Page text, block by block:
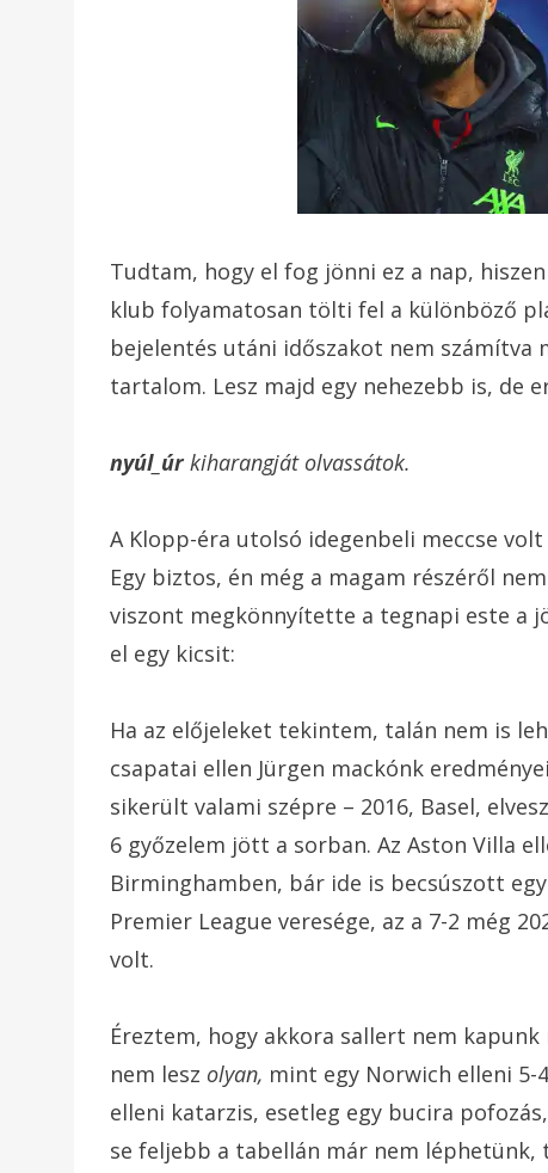
Tudtam, hogy el fog jönni ez a nap,
klub folyamatosan tölti fel a különböző
bejelentés utáni időszakot nem számítva
tartalom. Lesz majd egy nehezebb is, de
nyúl_úr kiharangját olvassátok.
A Klopp-éra utolsó idegenbeli meccse
Egy biztos, én még a magam részéről
viszont megkönnyítette a tegnapi este a
el egy kicsit:
Ha az előjeleket tekintem, talán nem is
csapatai ellen Jürgen mackónk
sikerült valami szépre – 2016, Basel,
6 győzelem jött a sorban. Az Aston Villa
Birminghamben, bár ide is becsúszott
Premier League veresége, az a 7-2 még
volt.
Éreztem, hogy akkora sallert nem
nem lesz olyan, mint egy Norwich elleni 5-
elleni katarzis, esetleg egy bucira
se feljebb a tabellán már nem léphetünk,